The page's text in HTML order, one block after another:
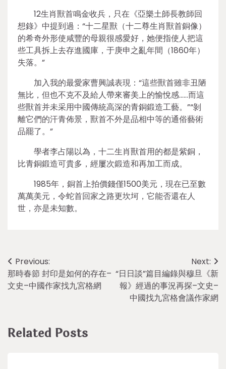
12生肖獸首鳴金收兵，只在《亞樂土師長教師回
想錄》中提到過：“十二星獸（十二尊生肖獸首銅像）
的希奇外形使咸豐的母親很感愛好，她便指使人把這
些工具拆上去存進國庫，于庚申之亂年間（1860年）
失落。”
加入我的最愛家曹興誠表現：“這些獸首雖非丑陋
無比，但也不克不及給人帶來審美上的愉悅感……而這
些獸首并未采用中國傳統高深的青銅鍛造工藝。”“剝
離它們的汗青佈景，獸首不外是品相中等的通俗藝術
品罷了。”
學者李占陽以為，十二生肖獸首用的都是紫銅，
比青銅鍛造可貴多，經屢次鍛造和再加工而成。
1985年，銅首上拍價錢僅1500美元，現在已至數
萬萬美元，令蛇首回家之路更坎坷，它能否還在人
世，亦是未知數。
Post
navigation
Previous:
那時春節 封印是如何的存在–
文史–中國作家找九宮格網
Next:
“日日談”篇目編錄與穆旦《新
報》經過的事況再探–文史–
中國找九宮格會議作家網
Related Posts